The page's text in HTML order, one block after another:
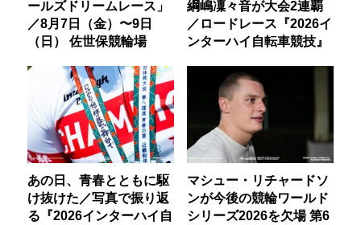
ールズドリームレース」
／8月7日（金）〜9日
（日） 佐世保競輪場
綱嶋凜々音が大会2連覇
／ロードレース『2026イ
ンターハイ自転車競技』
あの日、青春とともに駆
け抜けた／写真で振り返
る『2026インターハイ自
マシュー・リチャードソ
ンが今後の競輪ワールド
シリーズ2026を欠場 第6